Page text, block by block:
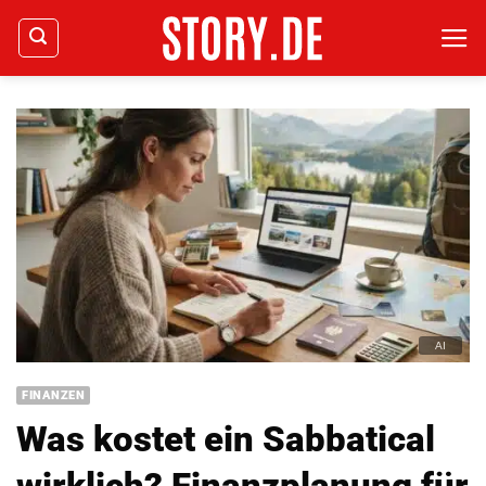
Zum
Inhalt
springen
FINANZEN
Was kostet ein Sabbatical